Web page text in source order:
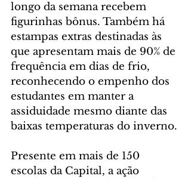
longo da semana recebem
figurinhas bônus. Também há
estampas extras destinadas às
que apresentam mais de 90% de
frequência em dias de frio,
reconhecendo o empenho dos
estudantes em manter a
assiduidade mesmo diante das
baixas temperaturas do inverno.
Presente em mais de 150
escolas da Capital, a ação